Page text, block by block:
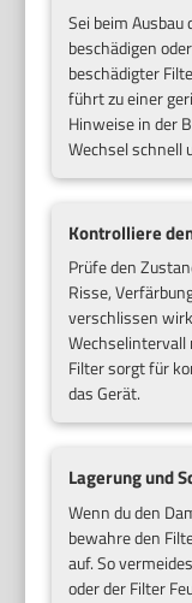
Sei beim
beschädigen
beschädigter
führt zu einer
Hinweise in der
Wechsel schnell
Kontrolliere
Prüfe den
Risse,
verschlissen
Filter sorgt für
das Gerät.
Lagerung und
Wenn du den
bewahre den
auf. So
oder der Filter